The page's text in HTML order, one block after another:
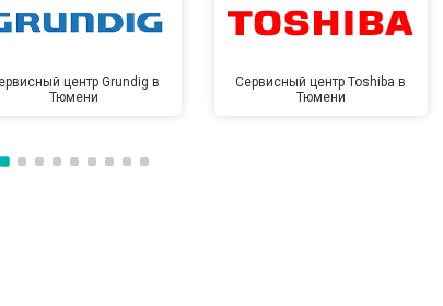
центр Grundig в
Тюмени
Сервисный центр Toshiba в
Тюмени